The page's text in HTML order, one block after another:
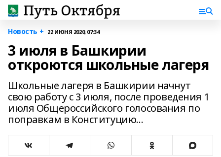
Новость + 22 ИЮНЯ 2020, 07:34
3 июля в Башкирии
откроются школьные лагеря
Школьные лагеря в Башкирии начнут
свою работу с 3 июля, после проведения 1
июля Общероссийского голосования по
поправкам в Конституцию...